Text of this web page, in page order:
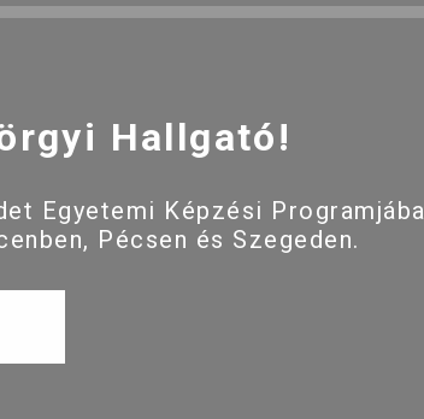
Hallgató!
Egyetemi Képzési Programjába
Pécsen és Szegeden.